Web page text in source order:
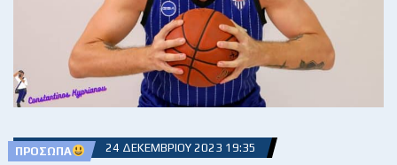
ΠΡΌΣΩΠΑ 24 ΔΕΚΕΜΒΡΊΟΥ 2023 19:35